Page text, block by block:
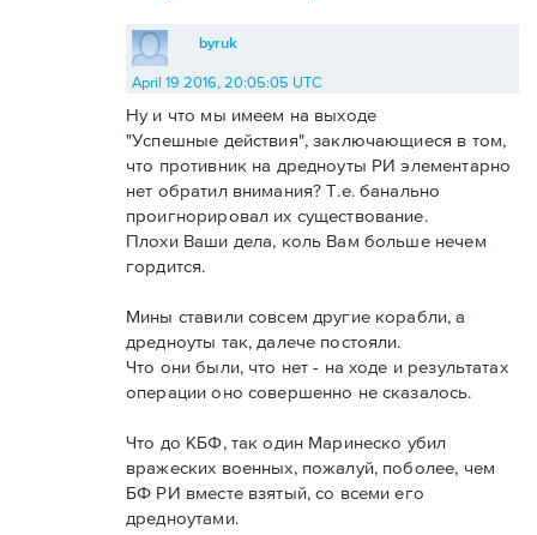
byruk
April 19 2016, 20:05:05 UTC
Ну и что мы имеем на выходе
"Успешные действия", заключающиеся в том,
что противник на дредноуты РИ элементарно
нет обратил внимания? Т.е. банально
проигнорировал их существование.
Плохи Ваши дела, коль Вам больше нечем
гордится.
Мины ставили совсем другие корабли, а
дредноуты так, далече постояли.
Что они были, что нет - на ходе и результатах
операции оно совершенно не сказалось.
Что до КБФ, так один Маринеско убил
вражеских военных, пожалуй, поболее, чем
БФ РИ вместе взятый, со всеми его
дредноутами.